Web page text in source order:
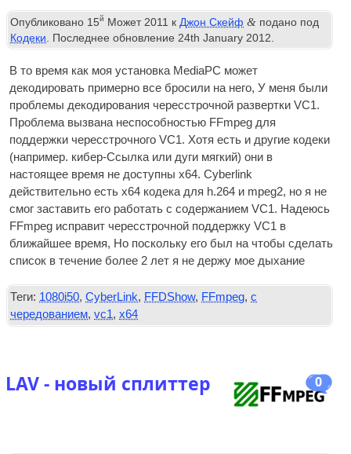
Опубликовано 15й Может 2011 кДжон Скейф & подано под
Кодеки. Последнее обновление24th January 2012.
В то время как моя установка MediaPC может
декодировать примерно все бросили на него, У меня были
проблемы декодирования чересстрочной развертки VC1.
Проблема вызвана неспособностью FFmpeg для
поддержки чересстрочного VC1. Хотя есть и другие кодеки
(например. кибер-Ссылка или дуги мягкий) они в
настоящее время не доступны x64. Cyberlink
действительно есть x64 кодека для h.264 и mpeg2, но я не
смог заставить его работать с содержанием VC1. Надеюсь
FFmpeg исправит чересстрочной поддержку VC1 в
ближайшее время, Но поскольку его был на чтобы сделать
список в течение более 2 лет я не держу мое дыхание
Теги: 1080i50,CyberLink, FFDShow, FFmpeg,с
чередованием,vc1,x64
0
LAV - новый сплиттер